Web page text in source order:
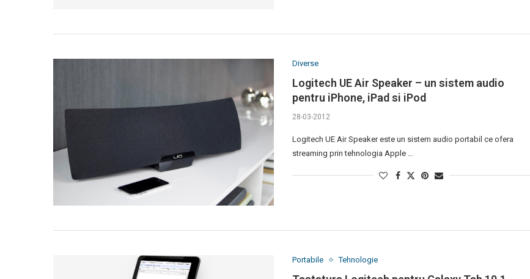
Diverse
Logitech UE Air Speaker – un sistem audio
pentru iPhone, iPad si iPod
28-03-2012
Logitech UE Air Speaker este un sistem audio portabil ce ofera
streaming prin tehnologia Apple …
Portabile Tehnologie